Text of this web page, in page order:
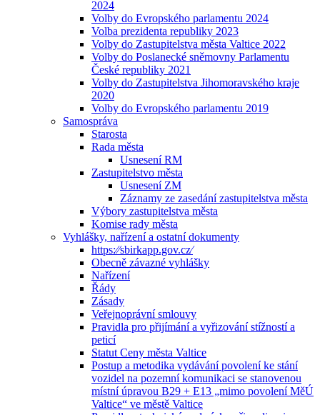
2024
Volby do Evropského parlamentu 2024
Volba prezidenta republiky 2023
Volby do Zastupitelstva města Valtice 2022
Volby do Poslanecké sněmovny Parlamentu
České republiky 2021
Volby do Zastupitelstva Jihomoravského kraje
2020
Volby do Evropského parlamentu 2019
Samospráva
Starosta
Rada města
Usnesení RM
Zastupitelstvo města
Usnesení ZM
Záznamy ze zasedání zastupitelstva města
Výbory zastupitelstva města
Komise rady města
Vyhlášky, nařízení a ostatní dokumenty
https:⁄⁄sbirkapp.gov.cz⁄
Obecně závazné vyhlášky
Nařízení
Řády
Zásady
Veřejnoprávní smlouvy
Pravidla pro přijímání a vyřizování stížností a
peticí
Statut Ceny města Valtice
Postup a metodika vydávání povolení ke stání
vozidel na pozemní komunikaci se stanovenou
místní úpravou B29 + E13 „mimo povolení MěÚ
Valtice“ ve městě Valtice